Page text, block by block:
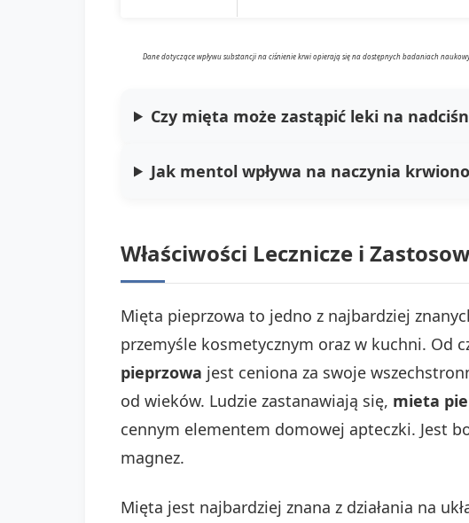
Dane dotyczące wpływu substancji na ciśnienie krwi opierają się na dostępnych badaniach
Czy mięta może zastąpić leki na
Jak mentol wpływa na naczynia
Właściwości Lecznicze i
Mięta pieprzowa to jedno z najbardziej
przemyśle kosmetycznym oraz w kuchni. Od
pieprzowa jest ceniona za swoje
od wieków. Ludzie zastanawiają się, mieta
cennym elementem domowej apteczki. Jest
magnez.
Mięta jest najbardziej znana z działania na